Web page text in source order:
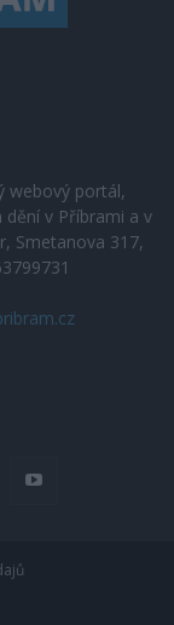
webový portál,
v Příbrami a v
Smetanova 317,